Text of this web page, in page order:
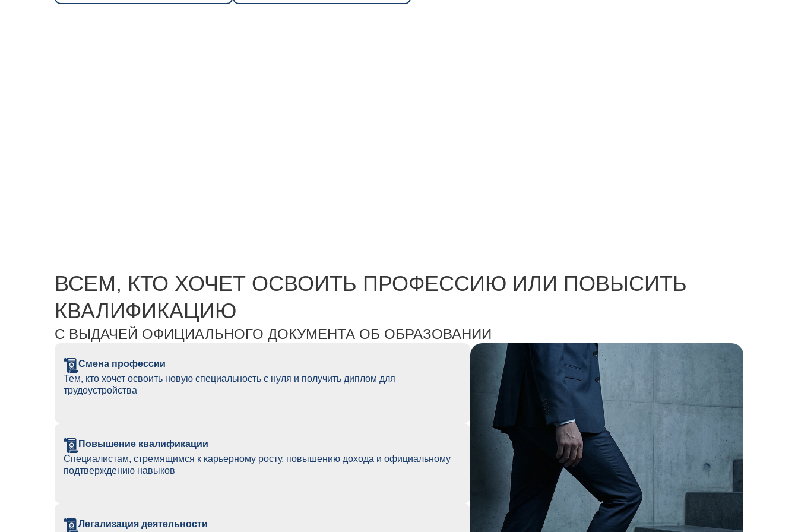
ВСЕМ, КТО ХОЧЕТ ОСВОИТЬ ПРОФЕССИЮ ИЛИ ПОВЫСИТЬ
КВАЛИФИКАЦИЮ
С ВЫДАЧЕЙ ОФИЦИАЛЬНОГО ДОКУМЕНТА ОБ ОБРАЗОВАНИИ
Смена профессии
Тем, кто хочет освоить новую специальность с нуля и получить диплом для
трудоустройства
Повышение квалификации
Специалистам, стремящимся к карьерному росту, повышению дохода и официальному
подтверждению навыков
Легализация деятельности